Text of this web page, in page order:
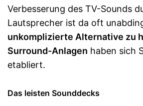
Verbesserung des TV-Sounds
Lautsprecher ist da oft
unkomplizierte Alternative zu
Surround-Anlagen haben sich
etabliert.
Das leisten Sounddecks